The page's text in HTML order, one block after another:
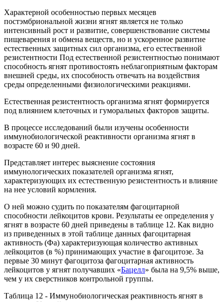
Характерной особенностью первых месяцев
постэмбриональной жизни ягнят является не только
интенсивный рост и развитие, совершенствование системы
пищеварения и обмена веществ, но и ускоренное развитие
естественных защитных сил организма, его естественной
резистентности Под естественной резистентностью понимают
способность ягнят противостоять неблагоприятным факторам
внешней среды, их способность отвечать на воздействия
среды определенными физиологическими реакциями.
Естественная резистентность организма ягнят формируется
под влиянием клеточных и гуморальных факторов защиты.
В процессе исследований были изучены особенности
иммунобиологической реактивности организма ягнят в
возрасте 60 и 90 дней.
Представляет интерес выяснение состояния
иммунологических показателей организма ягнят,
характеризующих их естественную резистентность и влияние
на нее условий кормления.
О ней можно судить по показателям фагоцитарной
способности лейкоцитов крови. Результаты ее определения у
ягнят в возрасте 60 дней приведены в таблице 12. Как видно
из приведенных в этой таблице данных фагоцитарная
активность (Фа) характеризующая количество активных
лейкоцитов (в %) принимающих участие в фагоцитозе. За
первые 30 минут фагоцитоза фагоцитарная активность
лейкоцитов у ягнят получавших «Бацелл» была на 9,5% выше,
чем у их сверстников контрольной группы.
Таблица 12 - Иммунобиологическая реактивность ягнят в